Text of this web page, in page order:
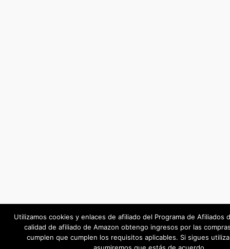
Utilizamos cookies y enlaces de afiliado del Programa de Afiliados
calidad de afiliado de Amazon obtengo ingresos por las
cumplen que cumplen los requisitos aplicables. Si sigues